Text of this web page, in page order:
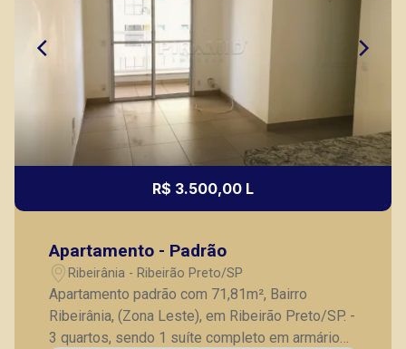
R$ 3.500,00 L
Apartamento - Padrão
Ribeirânia - Ribeirão Preto/SP
Apartamento padrão com 71,81m², Bairro
Ribeirânia, (Zona Leste), em Ribeirão Preto/SP. -
3 quartos, sendo 1 suíte completo em armários;